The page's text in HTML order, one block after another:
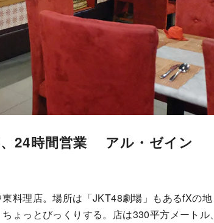
、24時間営業 アル・ゼイン
料理店。場所は「JKT48劇場」もあるfXの地
ょっとびっくりする。店は330平方メートル、